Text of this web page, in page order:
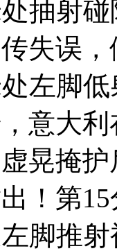
抽射
失误
左脚
意大
晃掩
！第
脚推